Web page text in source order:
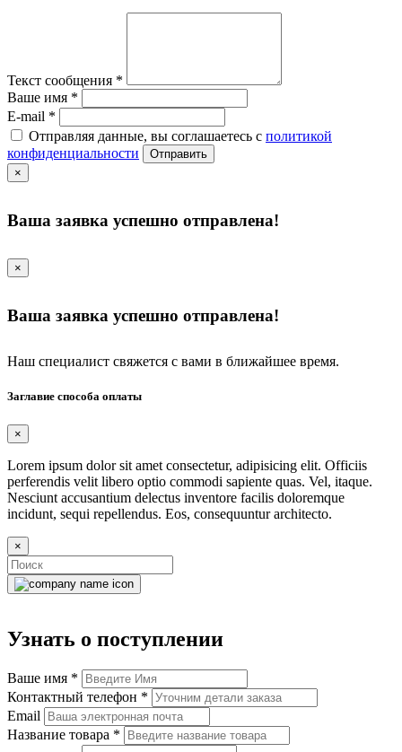
Текст сообщения *
Ваше имя *
E-mail *
Отправляя данные, вы соглашаетесь с политикой
конфиденциальности
Отправить
×
Ваша заявка успешно отправлена!
×
Ваша заявка успешно отправлена!
Наш специалист свяжется с вами в ближайшее время.
Заглавие способа оплаты
×
Lorem ipsum dolor sit amet consectetur, adipisicing elit. Officiis
perferendis velit libero optio commodi sapiente quas. Vel, itaque.
Nesciunt accusantium delectus inventore facilis doloremque
incidunt, sequi repellendus. Eos, consequuntur architecto.
×
Узнать о поступлении
Ваше имя *
Контактный телефон *
Email
Название товара *